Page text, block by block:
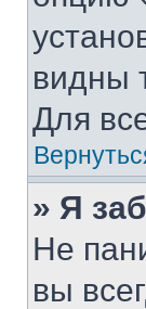
видны
Для
» Я
Не
вы